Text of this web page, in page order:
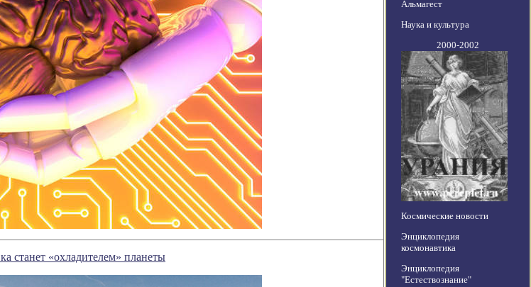
станет «охладителем» планеты
Альмагест
Наука и культура
2000-2002
Космические новости
Энциклопедия
космонавтика
Энциклопедия
"Естествознание"